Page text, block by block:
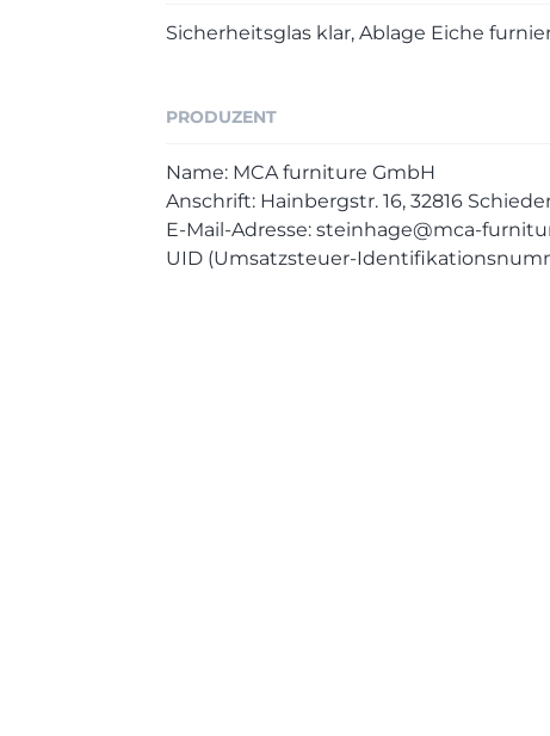
Sicherheitsglas klar, Ablage Eiche
PRODUZENT
Name: MCA furniture GmbH
Anschrift: Hainbergstr. 16, 32816
E-Mail-Adresse: steinhage@mca-
UID (Umsatzsteuer-